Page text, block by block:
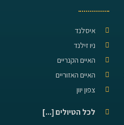
איסלנד
ניו זילנד
האיים הקנריים
האיים האזוריים
צפון יוון
לכל הטיולים [...]